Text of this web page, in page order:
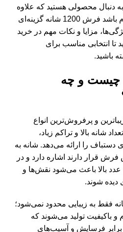
به دنبال محصولی هستید که علاوه
بر زیبایی، کاربردی و مقاوم باشد فرش 1200 شانه گزینه‌ای
مزایا و نکات مهم در خرید
انتخابی مناسب برای
باشید.
شانه چیست و چه
از زیباترین و پرفروش‌ترین انواع
شانه بالا و تراکم زیاد،
را ارائه می‌دهد. شانه به
قرار دارند اشاره دارد و در
شانه، این عدد بالا باعث می‌شود نقش‌ها و
دیده شوند.
فقط به زیبایی محدود نمی‌شود؛
و باکیفیت تولید می‌شوند که
برابر فرسایش و آسیب‌های